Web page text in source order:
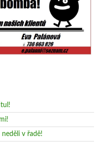
v řadě!